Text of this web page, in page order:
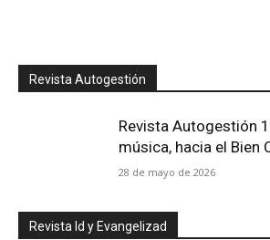
Revista Autogestión
Revista Autogestión
música, hacia el Bien
28 de mayo de 2026
Revista Id y Evangelizad